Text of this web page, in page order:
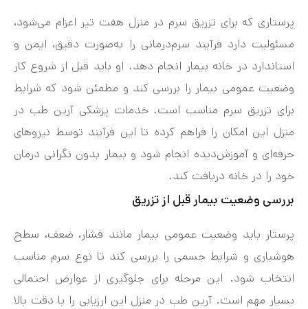
پرستاری که برای تزریق سرم در منزل هفت‌ تیر اعزام می‌شود،
مسئولیت دارد فرآیند سرم‌درمانی را به‌صورت دقیق، ایمن و
استاندارد در خانه بیمار انجام دهد. او باید قبل از شروع کار
وضعیت عمومی بیمار را بررسی کند و مطمئن شود که شرایط
برای تزریق سرم مناسب است. خدمات پزشکی آرین طب در
منزل این امکان را فراهم کرده تا این فرآیند توسط نیروهای
حرفه‌ای و آموزش‌دیده انجام شود و بیمار بدون نگرانی درمان
خود را در خانه دریافت کند.
بررسی وضعیت بیمار قبل از تزریق
پرستار باید وضعیت عمومی بیمار مانند فشار، ضعف، سطح
هوشیاری و شرایط جسمی را بررسی کند تا نوع سرم مناسب
انتخاب شود. این مرحله برای جلوگیری از عوارض احتمالی
بسیار مهم است. آرین طب در منزل این ارزیابی را با دقت بالا